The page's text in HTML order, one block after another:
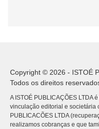
Copyright © 2026 - ISTOÉ
Todos os direitos
A ISTOÉ PUBLICAÇÕES LTDA
vinculação editorial e societária
PUBLICACÕES LTDA
realizamos cobranças e que